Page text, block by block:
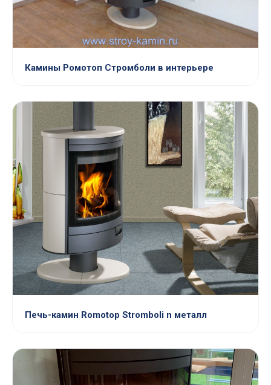
Камины Ромотоп Стромболи в интерьере
Печь-камин Romotop Stromboli n металл